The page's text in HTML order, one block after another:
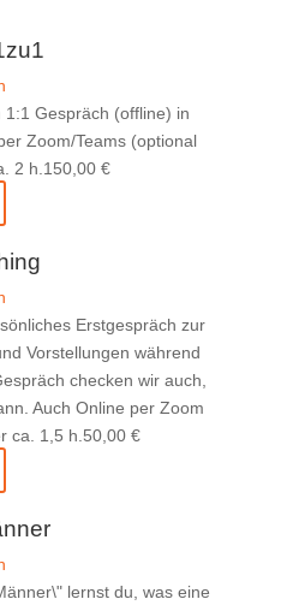
Gespräch (offline) in
Zoom/Teams (optional
2 h.150,00 €
Erstgespräch zur
Vorstellungen während
checken wir auch,
Auch Online per Zoom
ca. 1,5 h.50,00 €
lernst du, was eine